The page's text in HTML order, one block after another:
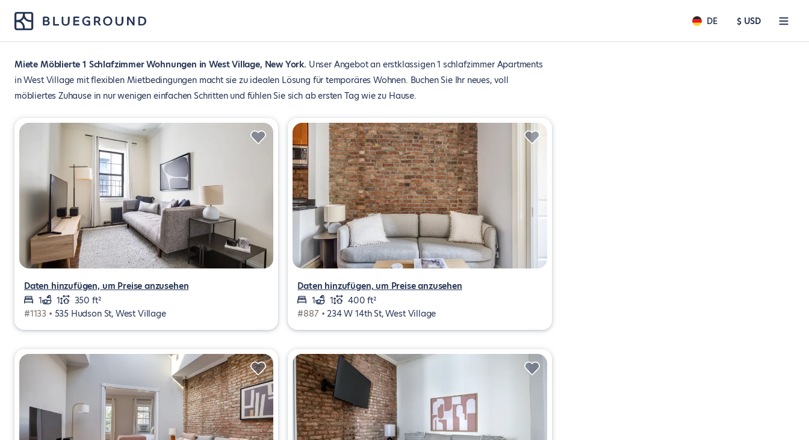
DE $ USD
Miete Möblierte 1 Schlafzimmer Wohnungen in West Village, New York Unser Angebot an erstklassigen 1 schlafzimmer Apartments
in West Village mit flexiblen Mietbedingungen macht sie zu idealen Lösung für temporäres Wohnen. Buchen Sie Ihr neues, voll
möbliertes Zuhause in nur wenigen einfachen Schritten und fühlen Sie sich ab ersten Tag wie zu Hause.
Daten hinzufügen, um Preise anzusehen
1
1
350 ft²
#1133 • 535 Hudson St, West Village
Daten hinzufügen, um Preise anzusehen
1
1
400 ft²
#887 •234 W 14th St, West Village